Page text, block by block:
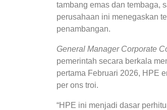
tambang emas dan tembaga,
perusahaan ini menegaskan
penambangan.
General Manager Corporate
pemerintah secara berkala
pertama Februari 2026, HPE
per ons troi.
“HPE ini menjadi dasar